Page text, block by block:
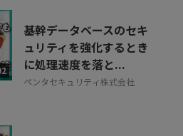
基幹データベースのセキ
ュリティを強化するとき
に処理速度を落と...
ペンタセキュリティ株式会社